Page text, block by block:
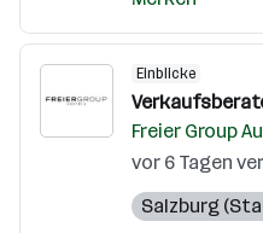
Einblicke
Freier Group
vor 6 Tagen
Salzburg